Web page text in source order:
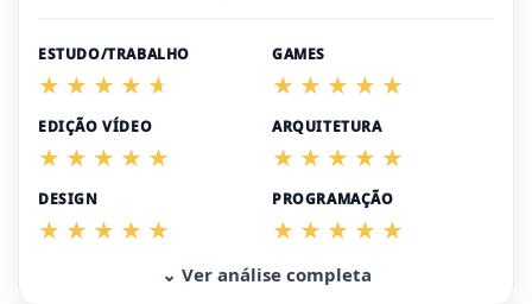
ESTUDO/TRABALHO GAMES
EDIÇÃO VÍDEO ARQUITETURA
DESIGN PROGRAMAÇÃO
⌄ Ver análise completa